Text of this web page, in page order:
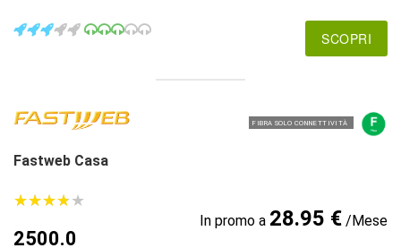
SCOPRI
FIBRA SOLO CONNETTIVITÀ
Fastweb Casa
★★★★★
★★★★★
2500.0
In promo a 28.95 €/Mese